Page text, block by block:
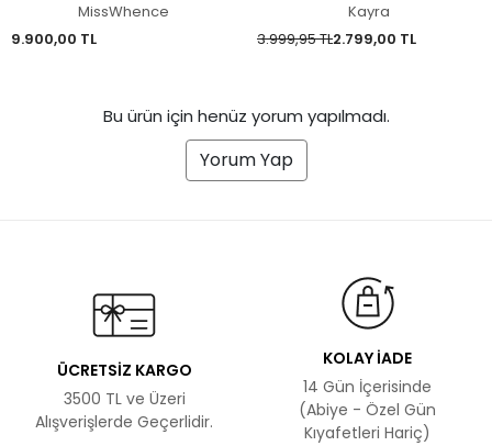
MissWhence
9.900,00 TL
Kayra
3.999,95 TL2.799,00 TL
Bu ürün için henüz yorum yapılmadı.
Yorum Yap
ÜCRETSİZ KARGO
3500 TL ve Üzeri
Alışverişlerde Geçerlidir.
KOLAY İADE
14 Gün İçerisinde
(Abiye - Özel Gün
Kıyafetleri Hariç)